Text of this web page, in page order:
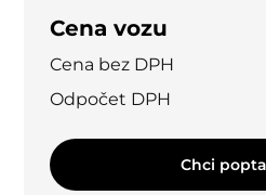
Cena vozu
Cena bez DPH
Odpočet DPH
Chci